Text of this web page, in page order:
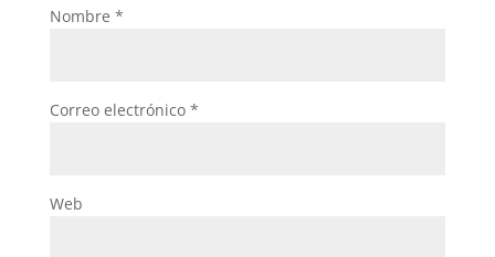
Nombre *
Correo electrónico *
Web